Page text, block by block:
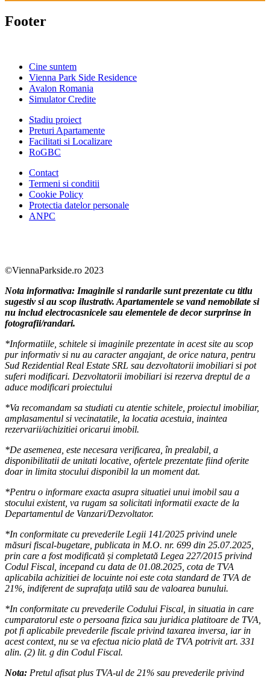
Footer
Cine suntem
Vienna Park Side Residence
Avalon Romania
Simulator Credite
Stadiu proiect
Preturi Apartamente
Facilitati si Localizare
RoGBC
Contact
Termeni si conditii
Cookie Policy
Protectia datelor personale
ANPC
©ViennaParkside.ro 2023
Nota informativa: Imaginile si randarile sunt prezentate cu titlu
sugestiv si au scop ilustrativ. Apartamentele se vand nemobilate si
nu includ electrocasnicele sau elementele de decor surprinse in
fotografii/randari.
*Informatiile, schitele si imaginile prezentate in acest site au scop
pur informativ si nu au caracter angajant, de orice natura, pentru
Sud Rezidential Real Estate SRL sau dezvoltatorii imobiliari si pot
suferi modificari. Dezvoltatorii imobiliari isi rezerva dreptul de a
aduce modificari proiectului
*Va recomandam sa studiati cu atentie schitele, proiectul imobiliar,
amplasamentul si vecinatatile, la locatia acestuia, inaintea
rezervarii/achizitiei oricarui imobil.
*De asemenea, este necesara verificarea, în prealabil, a
disponibilitatii de unitati locative, ofertele prezentate fiind oferite
doar in limita stocului disponibil la un moment dat.
*Pentru o informare exacta asupra situatiei unui imobil sau a
stocului existent, va rugam sa solicitati informatii exacte de la
Departamentul de Vanzari/Dezvoltator.
*In conformitate cu prevederile Legii 141/2025 privind unele
măsuri fiscal-bugetare, publicata in M.O. nr. 699 din 25.07.2025,
prin care a fost modificată și completată Legea 227/2015 privind
Codul Fiscal, incepand cu data de 01.08.2025, cota de TVA
aplicabila achizitiei de locuinte noi este cota standard de TVA de
21%, indiferent de suprafața utilă sau de valoarea bunului.
*In conformitate cu prevederile Codului Fiscal, in situatia in care
cumparatorul este o persoana fizica sau juridica platitoare de TVA,
pot fi aplicabile prevederile fiscale privind taxarea inversa, iar in
acest context, nu se va efectua nicio plată de TVA potrivit art. 331
alin. (2) lit. g din Codul Fiscal.
Nota: Pretul afisat plus TVA-ul de 21% sau prevederile privind